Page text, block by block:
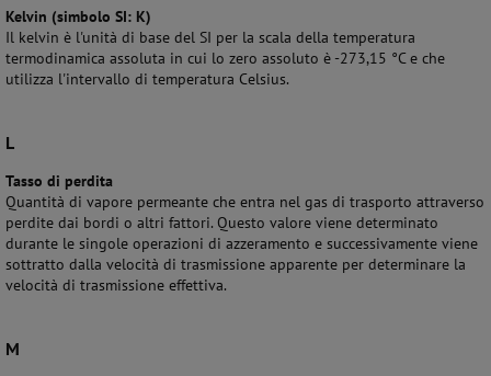
Kelvin (simbolo SI: K)
Il kelvin è l'unità di base del SI per la scala della temperatura
termodinamica assoluta in cui lo zero assoluto è -273,15 °C e che
utilizza l'intervallo di temperatura Celsius.
L
Tasso di perdita
Quantità di vapore permeante che entra nel gas di trasporto attraverso
perdite dai bordi o altri fattori. Questo valore viene determinato
durante le singole operazioni di azzeramento e successivamente viene
sottratto dalla velocità di trasmissione apparente per determinare la
velocità di trasmissione effettiva.
M